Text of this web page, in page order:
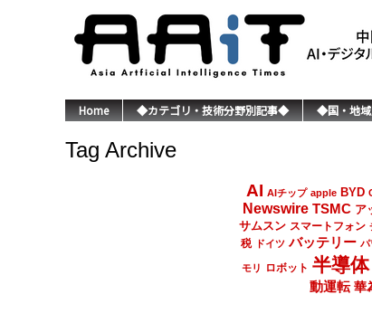
Home ◆カテゴリ・技術分野別記事◆ ◆国・地
Tag Archive
AI AIチップ apple BYD
Newswire TSMC ア
サムスン スマートフォン
税
ドイツ バッテリー パ
モリ ロボット 半導体
動運転 華